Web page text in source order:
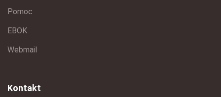
Pomoc
EBOK
Webmail
Kontakt